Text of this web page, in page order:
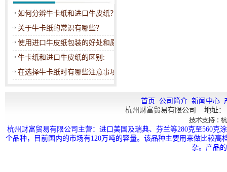
如何分辨牛卡纸和进口牛皮纸？
关于牛卡纸的常识有哪些？
使用进口牛皮纸包装的好处和原因
牛卡纸和进口牛皮纸的区别:
在选择牛卡纸时有哪些注意事项呢
首页 公司简介 新闻中心
杭州财富贸易有限公司 地址：
杭州 财富贸易有限公司主营：进口美国及瑞典、芬兰等280克至560克
个品种，目前国内的市场有120万吨的容量。该品种主要用来做比较
杂。产品